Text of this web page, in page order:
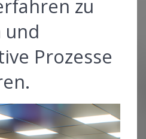
zu
und
Prozesse